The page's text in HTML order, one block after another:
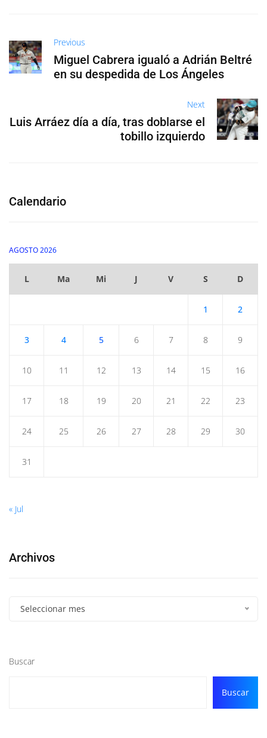
Previous
Miguel Cabrera igualó a Adrián Beltré
en su despedida de Los Ángeles
Next
Luis Arráez día a día, tras doblarse el
tobillo izquierdo
Calendario
AGOSTO 2026
L Ma Mi J V S D
1 2
3 4 5 6 7 8 9
10 11 12 13 14 15 16
17 18 19 20 21 22 23
24 25 26 27 28 29 30
31
« Jul
Archivos
Seleccionar mes
Buscar
Buscar